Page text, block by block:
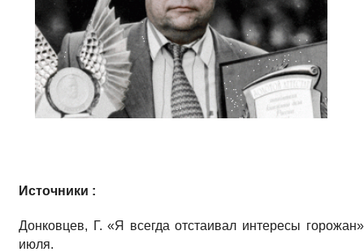
Источники :
Донковцев, Г. «Я всегда отстаивал интересы
июля.